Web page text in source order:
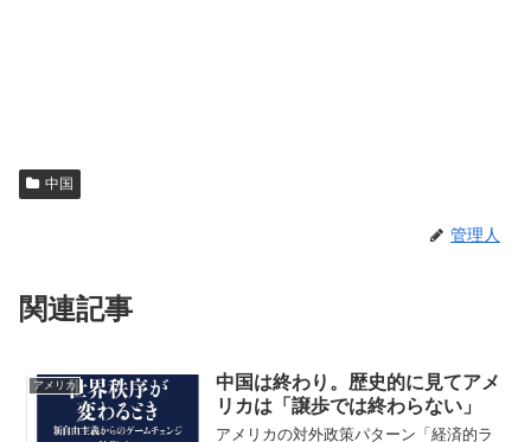
中国
管理人
関連記事
アメリカ
中国は終わり。歴史的に見てアメ
リカは「譲歩では終わらない」
アメリカの対外政策パターン「経済的ラ